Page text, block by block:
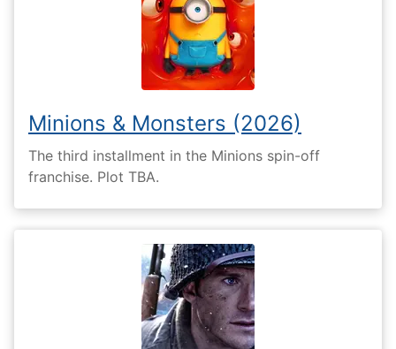
Minions & Monsters (2026)
The third installment in the Minions spin-off
franchise. Plot TBA.